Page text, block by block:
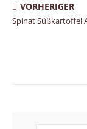
VORHERIGER
Spinat Süßkartoffel